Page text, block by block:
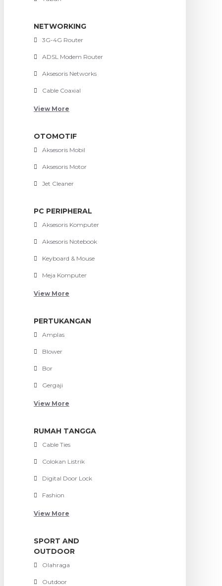
NETWORKING
3G-4G Router
ADSL Modem Router
Aksesoris Networks
Cable Coaxial
View More
OTOMOTIF
Aksesoris Mobil
Aksesoris Motor
Jet Cleaner
PC PERIPHERAL
Aksesoris Komputer
Aksesoris Notebook
Keyboard & Mouse
Meja Komputer
View More
PERTUKANGAN
Amplas
Blower
Bor
Gergaji
View More
RUMAH TANGGA
Cable Ties
Colokan Listrik
Digital Door Lock
Fashion
View More
SPORT AND
OUTDOOR
Olahraga
Outdoor